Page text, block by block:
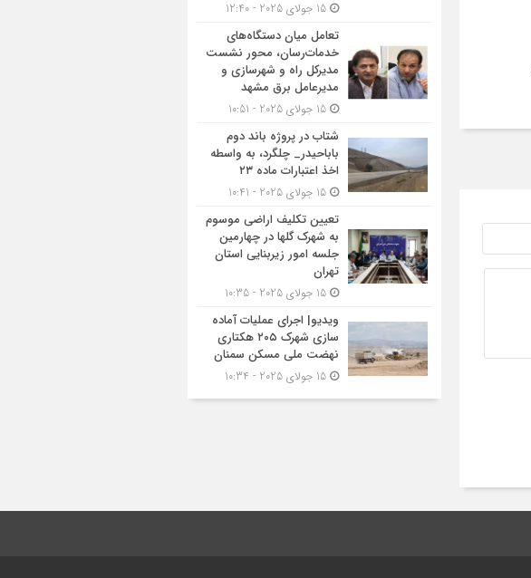
تعامل میان دستگاه‌های
خدمات‌رسان، محور نشست
مدیرکل راه و شهرسازی و
مدیرعامل برق مشهد
شتاب در پروژه باند دوم
باباحیدر_ چلگرد، به واسطه
اخذ اعتبارات ماده ۲۳
تعیین تکلیف اراضی موسوم
به شهرک گلها در چهارمین
جلسه امور زیربنایی استان
تهران
ویدیو| اجرای عملیات آماده
سازی شهرک ۲۰۵ هکتاری
نهضت ملی مسکن سمنان